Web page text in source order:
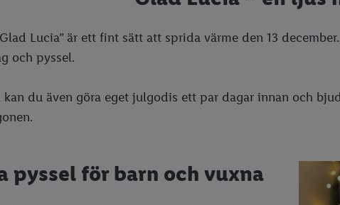
Lucia” är ett fint sätt att sprida värme den 13
och pyssel.
du även göra eget julgodis ett par dagar innan och
pyssel för barn och vuxna